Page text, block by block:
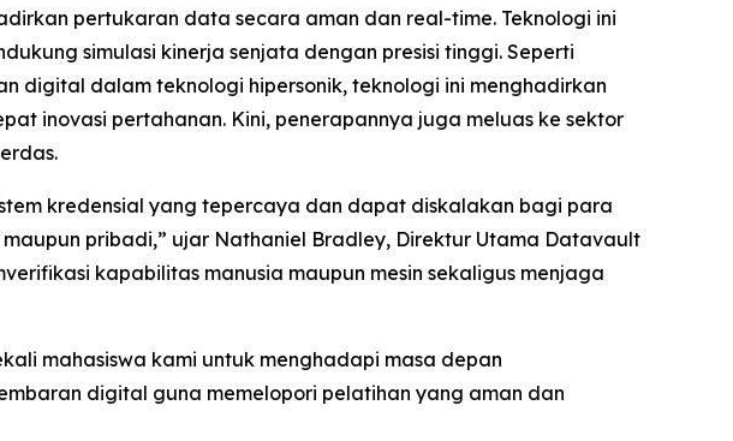
pertukaran data secara aman dan real-time. Teknologi ini
simulasi kinerja senjata dengan presisi tinggi. Seperti
digital dalam teknologi hipersonik, teknologi ini menghadirkan
inovasi pertahanan. Kini, penerapannya juga meluas ke sektor
kredensial yang tepercaya dan dapat diskalakan bagi para
pribadi,” ujar Nathaniel Bradley, Direktur Utama Datavault
kapabilitas manusia maupun mesin sekaligus menjaga
mahasiswa kami untuk menghadapi masa depan
digital guna memelopori pelatihan yang aman dan